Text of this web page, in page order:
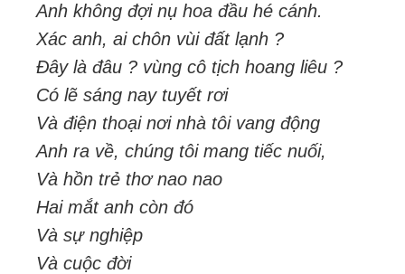
Anh không đợi nụ hoa đầu hé cánh.
Xác anh, ai chôn vùi đất lạnh ?
Đây là đâu ? vùng cô tịch hoang liêu ?
Có lẽ sáng nay tuyết rơi
Và điện thoại nơi nhà tôi vang động
Anh ra về, chúng tôi mang tiếc nuối,
Và hồn trẻ thơ nao nao
Hai mắt anh còn đó
Và sự nghiệp
Và cuộc đời